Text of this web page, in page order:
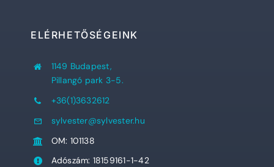
ELÉRHETŐSÉGEINK
1149 Budapest,
Pillangó park 3-5.
+36(1)3632612
sylvester@sylvester.hu
OM: 101138
Adószám: 18159161-1-42